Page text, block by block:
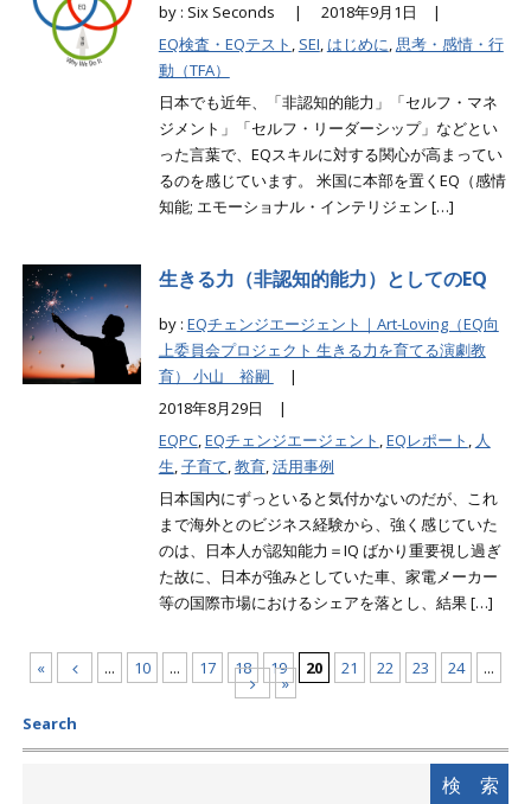
by : Six Seconds |
2018年9月1日 |
EQ検査・EQテスト , SEI, はじめに,思考・感情・行
動（TFA）
日本でも近年、「非認知的能力」「セルフ・マネ
ジメント」「セルフ・リーダーシップ」などとい
った言葉で、EQスキルに対する関心が高まってい
るのを感じています。 米国に本部を置くEQ（感情
知能; エモーショナル・インテリジェン […]
生きる力（非認知的能力）としてのEQ
by : EQチェンジエージェント｜Art-Loving（EQ向
上委員会プロジェクト 生きる力を育てる演劇教
育） 小山 裕嗣
|
2018年8月29日 |
EQPC,EQチェンジエージェント ,EQレポート , 人
生,子育て,教育,活用事例
日本国内にずっといると気付かないのだが、これ
まで海外とのビジネス経験から、強く感じていた
のは、日本人が認知能力＝IQ ばかり重要視し過ぎ
た故に、日本が強みとしていた車、家電メーカー
等の国際市場におけるシェアを落とし、結果 […]
« ... 10 ... 17 18 19 20 21 22 23 24 ...
»
Search